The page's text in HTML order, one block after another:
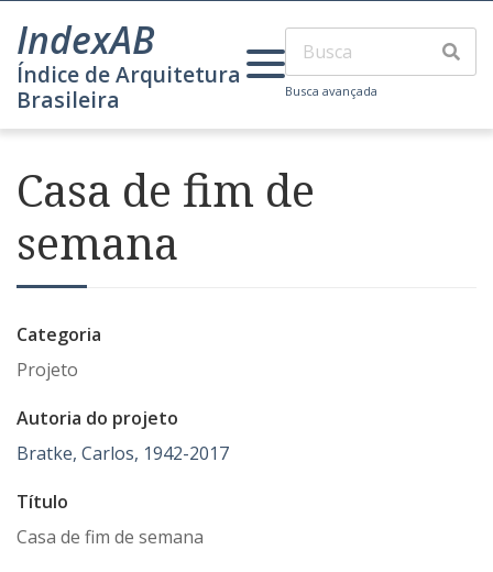
IndexAB
Índice de Arquitetura
Brasileira
Busca avançada
Casa de fim de
semana
Categoria
Projeto
Autoria do projeto
Bratke, Carlos, 1942-2017
Título
Casa de fim de semana